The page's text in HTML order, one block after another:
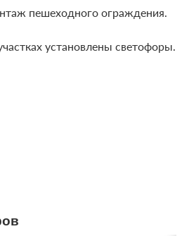
пешеходного ограждения.
установлены светофоры.